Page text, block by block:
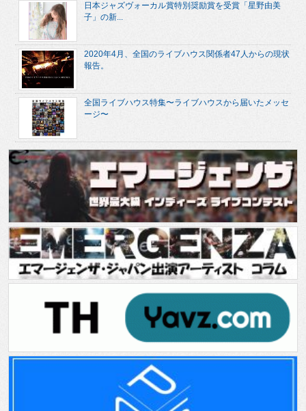
日本ジャズヴォーカル賞特別奨励賞を受賞「星野由美
子」の新...
2020年4月、全国のライブハウス関係者47人からの現状
報告。
全国ライブハウス特集〜ライブハウスから届いたメッセ
ージ〜